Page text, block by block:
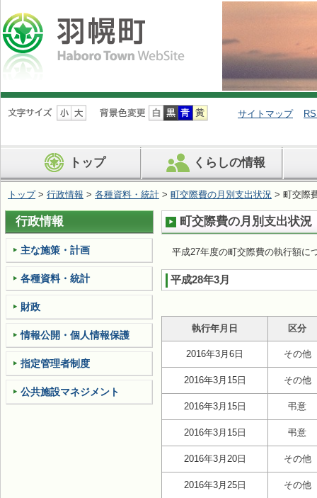
ナ
ビ
ン
を
ば
す
サイトマップ
トップ くらしの情報
トップ> 行政情報 > 各種資料・統計 > 町交際費の月別支出状況 > 町交際
町交際費の月別支出状況
平成27年度の町交際費の執行額に
平成28年3月
執行年月日 区分
2016年3月6日 その他
2016年3月15日 その他
2016年3月15日 弔意
2016年3月15日 弔意
2016年3月20日 その他
2016年3月25日 その他
行政情報
主な施策・計画
各種資料・統計
財政
情報公開・個人情報保護
指定管理者制度
公共施設マネジメント